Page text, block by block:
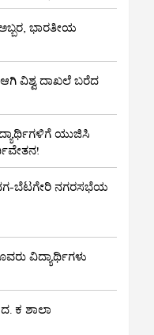
ಭಾರತೀಯ
ಆಗಿ ವಿಶ್ವ ದಾಖಲೆ ಬರೆದ
ಯುಜಿಸಿ
ಗದಗ-ಬೆಟಗೇರಿ ನಗರಸಭೆಯ
ವಿದ್ಯಾರ್ಥಿಗಳು
ಕ ಶಾಲಾ